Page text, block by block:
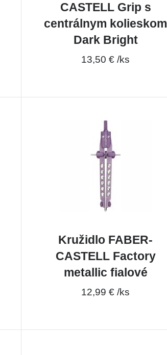
CASTELL Grip s
centrálnym kolieskom
Dark Bright
13,50 € /ks
Kružidlo FABER-
CASTELL Factory
metallic fialové
12,99 € /ks